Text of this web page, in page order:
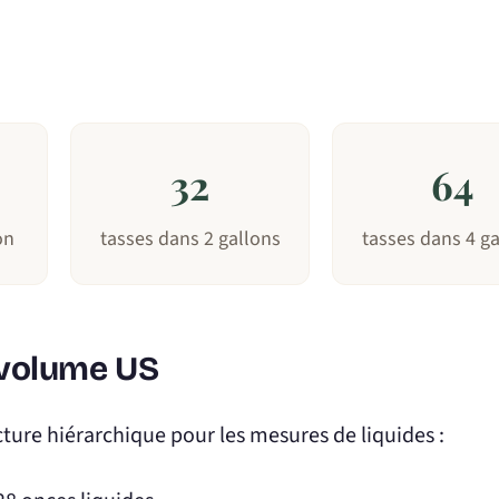
32
tasses dans 2 gallons
64
tasses dans 4
US
hiérarchique pour les mesures de liquides :